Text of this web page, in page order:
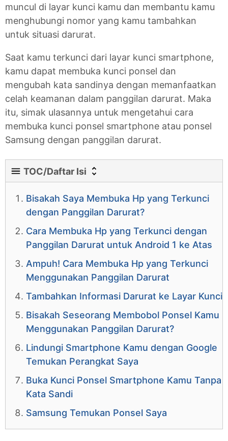
muncul di layar kunci kamu dan membantu kamu
menghubungi nomor yang kamu tambahkan
untuk situasi darurat.
Saat kamu terkunci dari layar kunci smartphone,
kamu dapat membuka kunci ponsel dan
mengubah kata sandinya dengan memanfaatkan
celah keamanan dalam panggilan darurat. Maka
itu, simak ulasannya untuk mengetahui cara
membuka kunci ponsel smartphone atau ponsel
Samsung dengan panggilan darurat.
TOC/Daftar Isi
Bisakah Saya Membuka Hp yang Terkunci
dengan Panggilan Darurat?
Cara Membuka Hp yang Terkunci dengan
Panggilan Darurat untuk Android 1 ke Atas
Ampuh! Cara Membuka Hp yang Terkunci
Menggunakan Panggilan Darurat
Tambahkan Informasi Darurat ke Layar Kunci
Bisakah Seseorang Membobol Ponsel Kamu
Menggunakan Panggilan Darurat?
Lindungi Smartphone Kamu dengan Google
Temukan Perangkat Saya
Buka Kunci Ponsel Smartphone Kamu Tanpa
Kata Sandi
Samsung Temukan Ponsel Saya